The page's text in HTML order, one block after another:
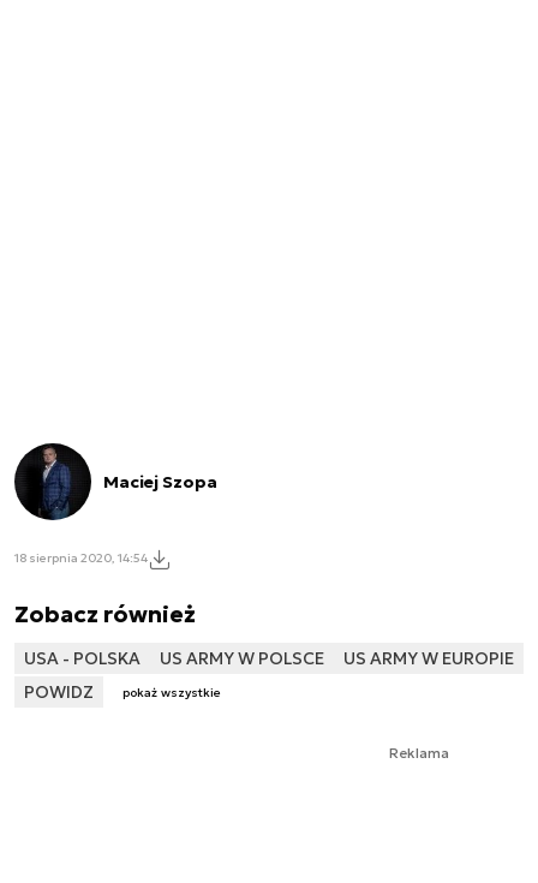
Maciej Szopa
18 sierpnia 2020, 14:54
Zobacz również
USA - POLSKA US ARMY W POLSCE
US ARMY W EUROPIE
POWIDZ
pokaż wszystkie
Reklama